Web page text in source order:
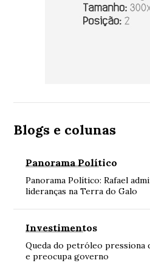
Blogs e colunas
Panorama Político
Panorama Político: Rafael
lideranças na Terra do Galo
Investimentos
Queda do petróleo pressiona
e preocupa governo